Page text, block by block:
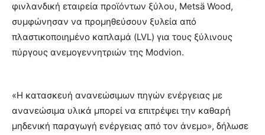
φινλανδική εταιρεία προϊόντων ξύλου, Metsä Wood,
συμφώνησαν να προμηθεύσουν ξυλεία από
πλαστικοποιημένο καπλαμά (LVL) για τους ξύλινους
πύργους ανεμογεννητριών της Modvion.
«Η κατασκευή ανανεώσιμων πηγών ενέργειας με
ανανεώσιμα υλικά μπορεί να επιτρέψει την καθαρή
μηδενική παραγωγή ενέργειας από τον άνεμο», δήλωσε